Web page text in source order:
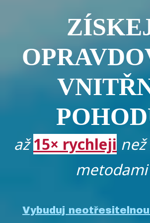
až15× rychleji
metodami
Vybuduj neotřesitelnou